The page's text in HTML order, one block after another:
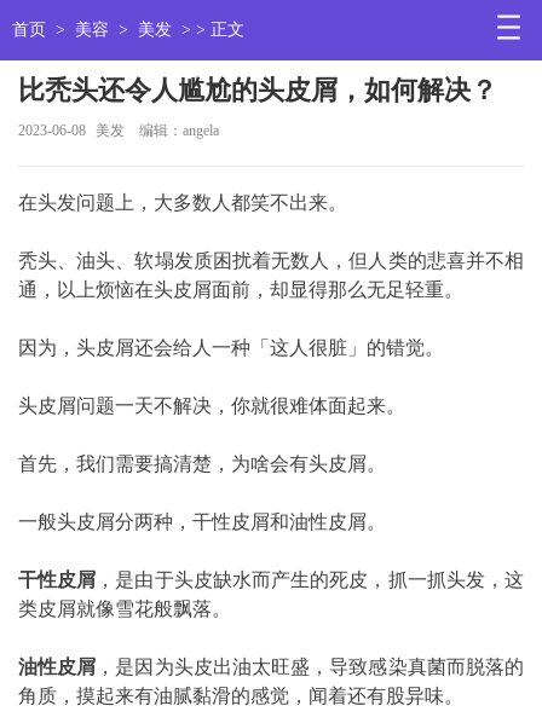
首页 > 美容 > 美发 > > 正文
比秃头还令人尴尬的头皮屑，如何解决？
2023-06-08 美发 编辑：angela
在头发问题上，大多数人都笑不出来。
秃头、油头、软塌发质困扰着无数人，但人类的悲喜并不相
通，以上烦恼在头皮屑面前，却显得那么无足轻重。
因为，头皮屑还会给人一种「这人很脏」的错觉。
头皮屑问题一天不解决，你就很难体面起来。
首先，我们需要搞清楚，为啥会有头皮屑。
一般头皮屑分两种，干性皮屑和油性皮屑。
干性皮屑 ，是由于头皮缺水而产生的死皮，抓一抓头发，这
类皮屑就像雪花般飘落。
油性皮屑 ，是因为头皮出油太旺盛，导致感染真菌而脱落的
角质，摸起来有油腻黏滑的感觉，闻着还有股异味。